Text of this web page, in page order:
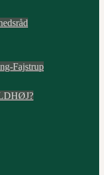
Fajstrup